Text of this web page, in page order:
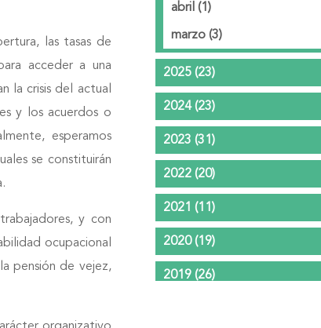
las tasas de
acceder a una
la crisis del actual
y los acuerdos o
esperamos
se constituirán
y con
ocupacional
pensión de vejez,
abril(1)
marzo(3)
2025(23)
2024(23)
2023(31)
2022(20)
2021(11)
2020(19)
2019(26)